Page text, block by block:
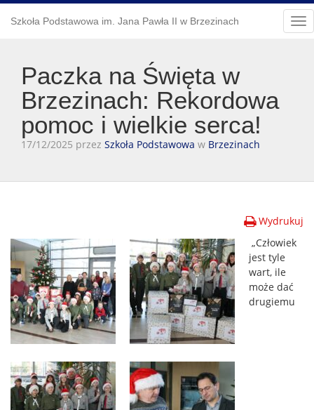
Szkoła Podstawowa im. Jana Pawła II w Brzezinach
Paczka na Święta w
Brzezinach: Rekordowa
pomoc i wielkie serca!
17/12/2025 przez Szkoła Podstawowa w Brzezinach
Wydrukuj
„Człowiek
jest tyle
wart, ile
może dać
drugiemu